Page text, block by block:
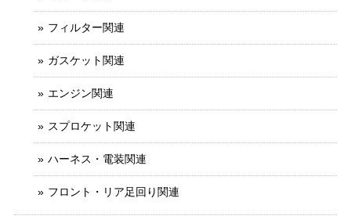
フィルター関連
ガスケット関連
エンジン関連
スプロケット関連
ハーネス・電装関連
フロント・リア足回り関連